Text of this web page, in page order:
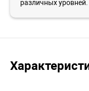
различных уровней.